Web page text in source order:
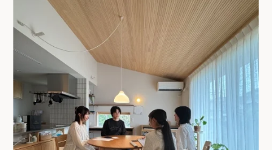
モデルハウス
エムズのこと
0120-40-6613
［受付時間］ 9:00～18:00
まずは相談する[無料]